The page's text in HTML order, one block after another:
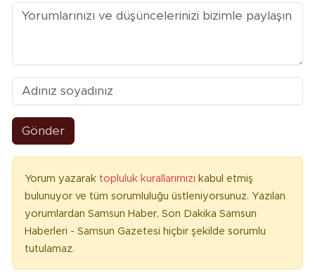
Gönder
Yorum yazarak topluluk kurallarımızı kabul etmiş
bulunuyor ve tüm sorumluluğu üstleniyorsunuz. Yazılan
yorumlardan Samsun Haber, Son Dakika Samsun
Haberleri - Samsun Gazetesi hiçbir şekilde sorumlu
tutulamaz.